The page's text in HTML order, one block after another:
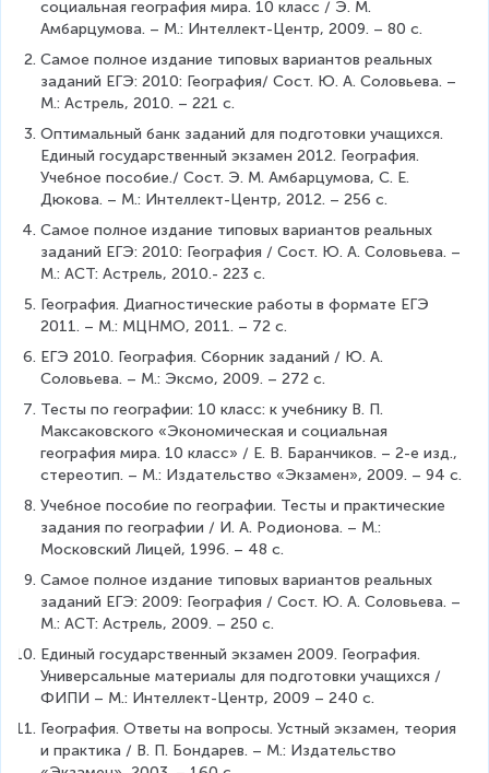
социальная география мира. 10 класс / Э. М.
Амбарцумова. – М.: Интеллект-Центр, 2009. – 80 с.
Самое полное издание типовых вариантов реальных
заданий ЕГЭ: 2010: География/ Сост. Ю. А. Соловьева. –
М.: Астрель, 2010. – 221 с.
Оптимальный банк заданий для подготовки учащихся.
Единый государственный экзамен 2012. География.
Учебное пособие./ Сост. Э. М. Амбарцумова, С. Е.
Дюкова. – М.: Интеллект-Центр, 2012. – 256 с.
Самое полное издание типовых вариантов реальных
заданий ЕГЭ: 2010: География / Сост. Ю. А. Соловьева. –
М.: АСТ: Астрель, 2010.- 223 с.
География. Диагностические работы в формате ЕГЭ
2011. – М.: МЦНМО, 2011. – 72 с.
ЕГЭ 2010. География. Сборник заданий / Ю. А.
Соловьева. – М.: Эксмо, 2009. – 272 с.
Тесты по географии: 10 класс: к учебнику В. П.
Максаковского «Экономическая и социальная
география мира. 10 класс» / Е. В. Баранчиков. – 2-е изд.,
стереотип. – М.: Издательство «Экзамен», 2009. – 94 с.
Учебное пособие по географии. Тесты и практические
задания по географии / И. А. Родионова. – М.:
Московский Лицей, 1996. – 48 с.
Самое полное издание типовых вариантов реальных
заданий ЕГЭ: 2009: География / Сост. Ю. А. Соловьева. –
М.: АСТ: Астрель, 2009. – 250 с.
Единый государственный экзамен 2009. География.
Универсальные материалы для подготовки учащихся /
ФИПИ – М.: Интеллект-Центр, 2009 – 240 с.
География. Ответы на вопросы. Устный экзамен, теория
и практика / В. П. Бондарев. – М.: Издательство